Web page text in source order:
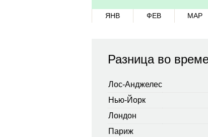
ЯНВ ФЕВ МАР
Разница во
Лос-Анджелес
Нью-Йорк
Лондон
Париж